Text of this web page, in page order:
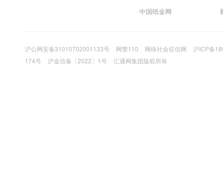
中国纸金网
沪公网安备31010702001133号 网警110 网络社会征信网
沪ICP备
174号
沪金信备〔2022〕1号 汇通网集团版权所有